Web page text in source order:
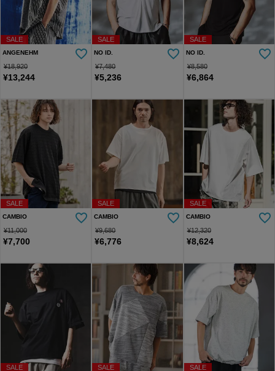
SALE
ANGENEHM
¥18,920
¥13,244
SALE
NO ID.
¥7,480
¥5,236
SALE
NO ID.
¥8,580
¥6,864
SALE
CAMBIO
¥11,000
¥7,700
SALE
CAMBIO
¥9,680
¥6,776
SALE
CAMBIO
¥12,320
¥8,624
SALE SALE SALE